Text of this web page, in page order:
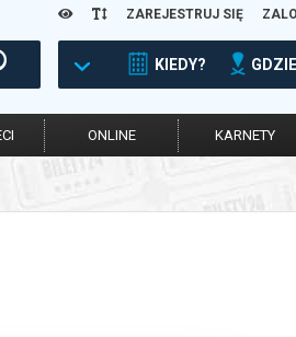
ZAREJESTRUJ SIĘ
KIEDY?
ONLINE KARNETY